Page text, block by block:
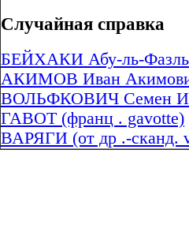
Случайная справка
БЕЙХАКИ Абу-ль-Фазль
АКИМОВ Иван
ВОЛЬФКОВИЧ Семен
ГАВОТ (франц . gavotte)
ВАРЯГИ (от др .-сканд.